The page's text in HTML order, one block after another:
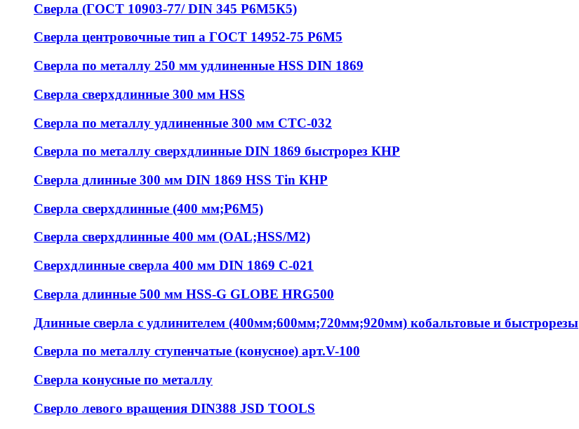
Сверла (ГОСТ 10903-77/ DIN 345 Р6М5К5)
Сверла центровочные тип а ГОСТ 14952-75 Р6М5
Сверла по металлу 250 мм удлиненные HSS DIN 1869
Сверла сверхдлинные 300 мм HSS
Сверла по металлу удлиненные 300 мм СТС-032
Сверла по металлу сверхдлинные DIN 1869 быстрорез КНР
Сверла длинные 300 мм DIN 1869 HSS Tin КНР
Сверла сверхдлинные (400 мм;Р6М5)
Сверла сверхдлинные 400 мм (OAL;HSS/M2)
Сверхдлинные сверла 400 мм DIN 1869 С-021
Сверла длинные 500 мм HSS-G GLOBE HRG500
Длинные сверла с удлинителем (400мм;600мм;720мм;920мм) кобальтовые и быстрорезы
Сверла по металлу ступенчатые (конусное) арт.V-100
Сверла конусные по металлу
Сверло левого вращения DIN388 JSD TOOLS